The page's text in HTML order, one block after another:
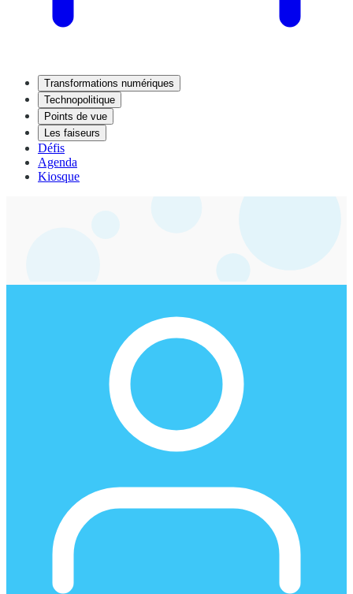
Transformations numériques
Technopolitique
Points de vue
Les faiseurs
Défis
Agenda
Kiosque